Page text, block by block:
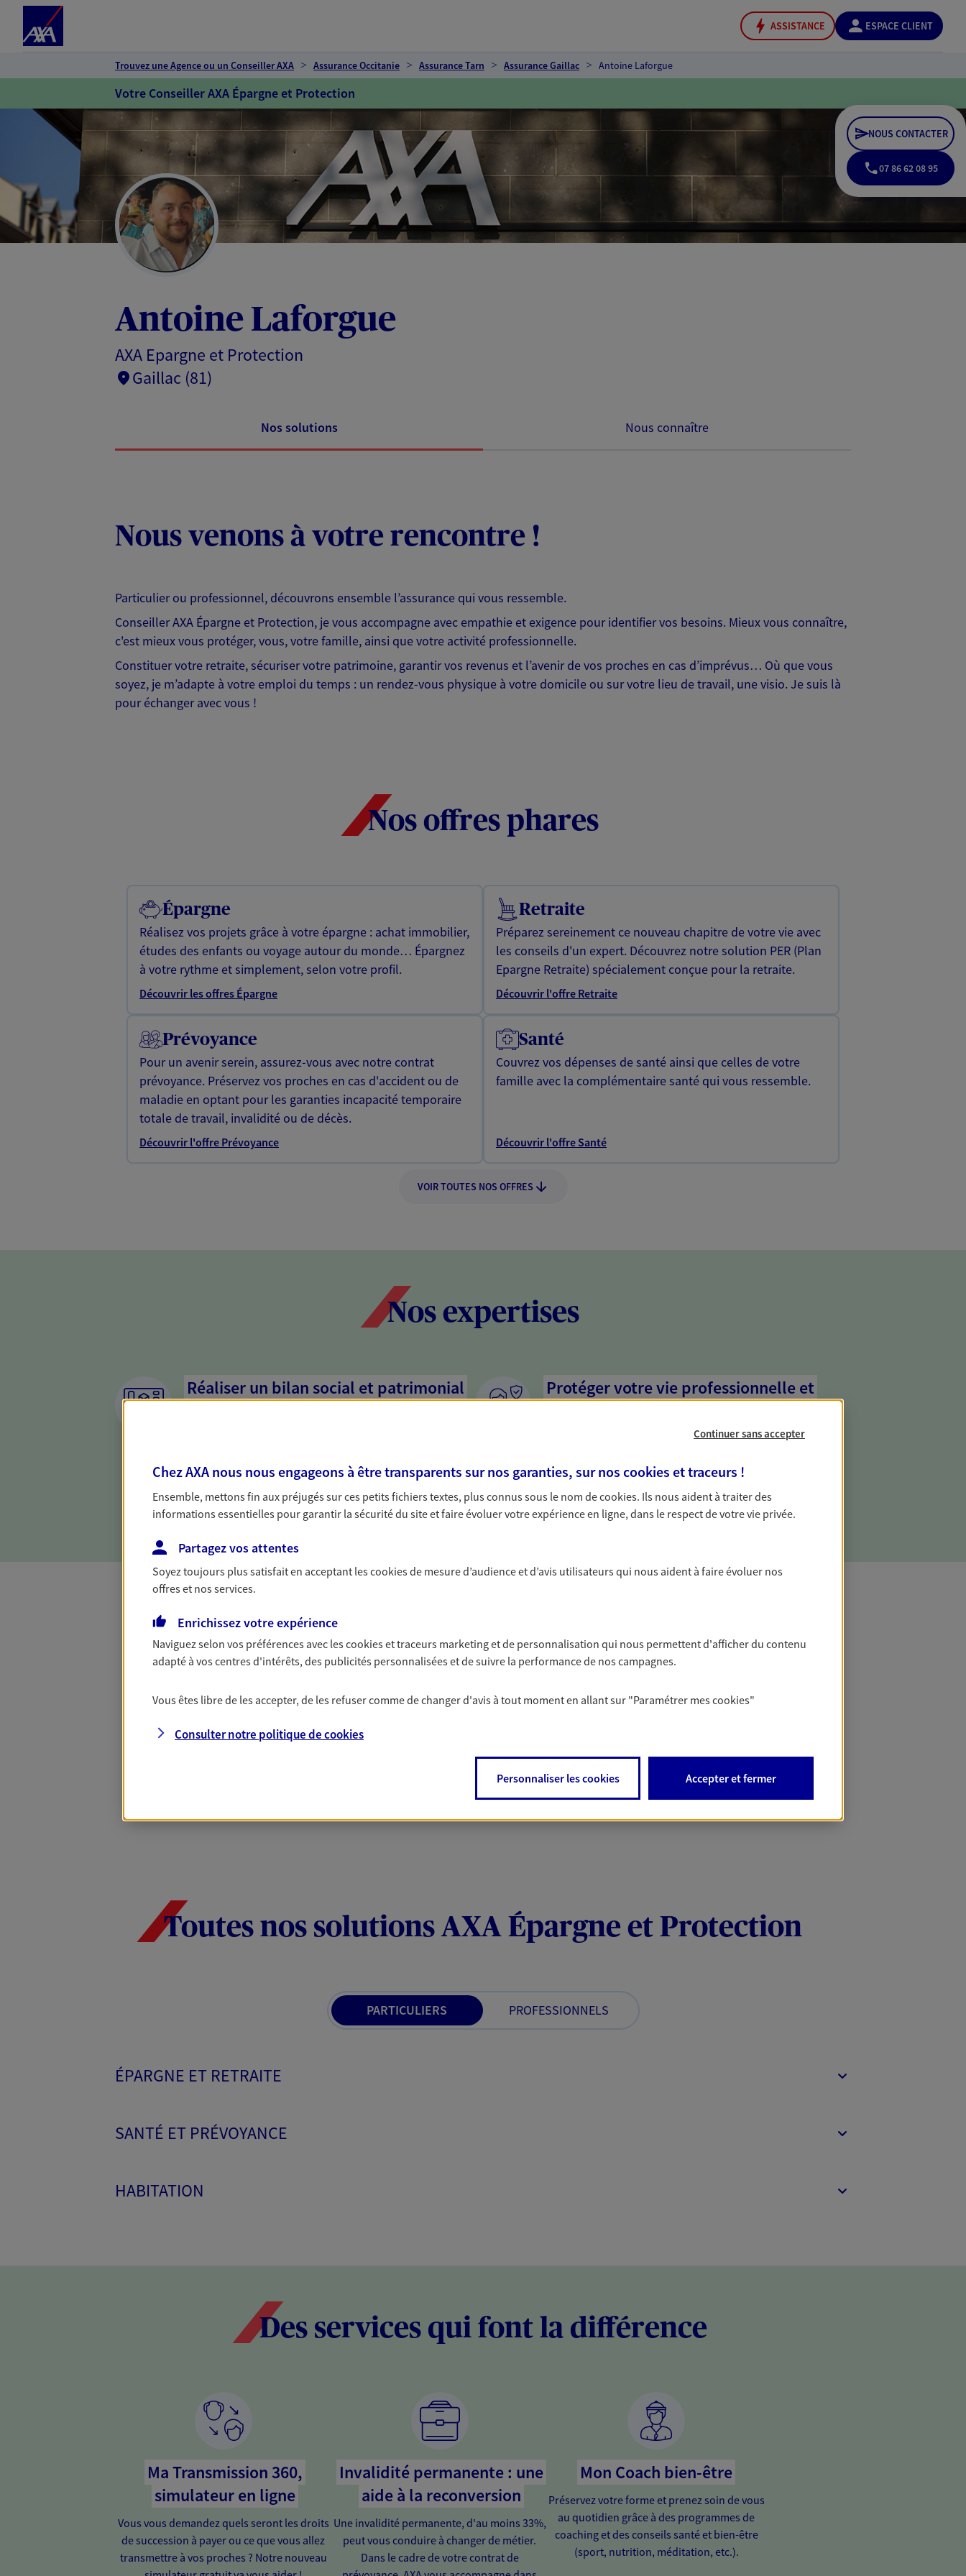
ASSISTANCE ESPACE CLIENT
Trouvez une Agence ou un Conseiller AXA Assurance Occitanie Assurance Tarn Assurance Gaillac Antoine Laforgue
Votre Conseiller AXA Épargne et Protection
Antoine Laforgue
AXA Epargne et Protection
Gaillac (81)
NOUS CONTACTER
07 86 62 08 95
Nos solutions Nous connaître
Nous venons à votre rencontre !
Particulier ou professionnel, découvrons ensemble l’assurance qui vous ressemble.
Conseiller AXA Épargne et Protection, je vous accompagne avec empathie et exigence pour identifier vos besoins. Mieux vous connaître,
c'est mieux vous protéger, vous, votre famille, ainsi que votre activité professionnelle.
Constituer votre retraite, sécuriser votre patrimoine, garantir vos revenus et l’avenir de vos proches en cas d’imprévus… Où que vous
soyez, je m’adapte à votre emploi du temps : un rendez-vous physique à votre domicile ou sur votre lieu de travail, une visio. Je suis là
pour échanger avec vous !
Nos offres phares
Épargne
Réalisez vos projets grâce à votre épargne : achat immobilier,
études des enfants ou voyage autour du monde… Épargnez
à votre rythme et simplement, selon votre profil.
Découvrir les offres Épargne
Retraite
Préparez sereinement ce nouveau chapitre de votre vie avec
les conseils d'un expert. Découvrez notre solution PER (Plan
Epargne Retraite) spécialement conçue pour la retraite.
Découvrir l'offre Retraite
Prévoyance
Pour un avenir serein, assurez-vous avec notre contrat
prévoyance. Préservez vos proches en cas d'accident ou de
maladie en optant pour les garanties incapacité temporaire
totale de travail, invalidité ou de décès.
Découvrir l'offre Prévoyance
Santé
Couvrez vos dépenses de santé ainsi que celles de votre
famille avec la complémentaire santé qui vous ressemble.
Découvrir l'offre Santé
VOIR TOUTES NOS OFFRES
Nos expertises
Réaliser un bilan social et patrimonial
dresser un bilan complet de votre situation. Une analyse
solide pour vous formuler des conseils cohérents avec vos
besoins.
Protéger votre vie professionnelle et
Nous sommes à votre écoute pour vous proposer des
activité, mais aussi les risques liés à votre vie privée. Un seul
interlocuteur pour tous vos besoins, ça change tout.
Mon Offre Gagnante
Profitez d’une offre de remboursement tout en vous protégeant. Pour la souscription de
Offre soumise à conditions et valable sur une sélection de contrat Santé, Prévoyance et
Epargne & Retraite.
Toutes nos solutions AXA Épargne et Protection
PARTICULIERS PROFESSIONNELS
ÉPARGNE ET RETRAITE
SANTÉ ET PRÉVOYANCE
HABITATION
Des services qui font la différence
Ma Transmission 360,
simulateur en ligne
Vous vous demandez quels seront les droits
de succession à payer ou ce que vous allez
transmettre à vos proches ? Notre nouveau
Invalidité permanente : une
aide à la reconversion
Une invalidité permanente, d'au moins 33%,
peut vous conduire à changer de métier.
Dans le cadre de votre contrat de
Mon Coach bien-être
Préservez votre forme et prenez soin de vous
au quotidien grâce à des programmes de
coaching et des conseils santé et bien-être
(sport, nutrition, méditation, etc.).
Continuer sans accepter
Chez AXA nous nous engageons à être transparents sur nos garanties, sur nos cookies et traceurs !
Ensemble, mettons fin aux préjugés sur ces petits fichiers textes, plus connus sous le nom decookies. Ils nous aident à traiter des
informations essentielles pour garantir la sécurité du site et faire évoluer votre expérience en ligne, dans le respect de votre vie privée.
Partagez vos attentes
Soyez toujours plus satisfait en acceptant lescookiesde mesure d’audience et d’avis utilisateurs qui nous aident à faire évoluer nos
offres et nos services.
Enrichissez votre expérience
Naviguez selon vos préférences avec lescookies et traceurs marketing et de personnalisation qui nous permettent d'afficher du contenu
adapté à vos centres d'intérêts, des publicités personnalisées et de suivre la performance de nos campagnes.
Vous êtes libre de les accepter, de les refuser comme de changer d'avis à tout moment en allant sur "Paramétrer mescookies"
Consulter notre politique decookies
Personnaliser les cookies Accepter et fermer